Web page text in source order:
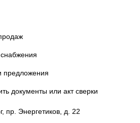
предложения
документы или акт сверки
пр. Энергетиков, д. 22